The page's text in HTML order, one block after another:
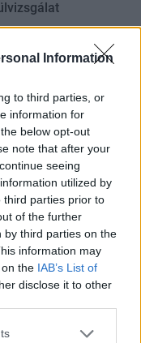
Information
to third parties, or
information for
below opt-out
note that after your
seeing
utilized by
third parties prior to
of the further
by third parties on the
information may
the IAB’s List of
disclose it to other
or more Google
bázis út- és
fejlesztése
vezetéken
is készül